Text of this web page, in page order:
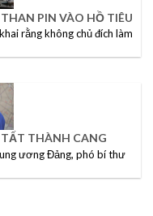
PIN VÀO HỒ TIÊU
rằng không chủ đích làm
THÀNH CANG
ương Đảng, phó bí thư